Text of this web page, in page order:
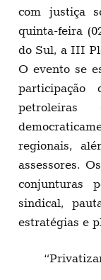
com justiça
quinta-feira
do Sul, a III
O evento se
regionais,
assessores.
conjunturas
sindical,
estratégias e